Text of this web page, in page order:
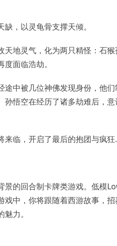
网络:
宽带互联网连接
声卡:
网络: 宽带互联网连接
，以灵龟骨支撑天倾。
天地灵气，化为两只精怪：石
面临浩劫。
中被几位神佛发现身份，他
孙悟空在经历了诸多劫难后，
来临，开启了最后的抱团与疯
景的回合制卡牌类游戏。低模
戏中，你将跟随着西游故事，
力。